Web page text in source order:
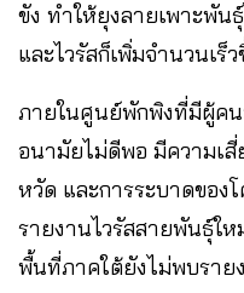
ขัง ทำให้ยุงลายเพาะพัน
และไวรัสก็เพิ่มจำนวนเร็ว
ภายในศูนย์พักพิงที่มีผู้ค
อนามัยไม่ดีพอ มีความเสี่
หวัด และการระบาดของ
รายงานไวรัสสายพันธุ์ใ
พื้นที่ภาคใต้ยังไม่พบราย